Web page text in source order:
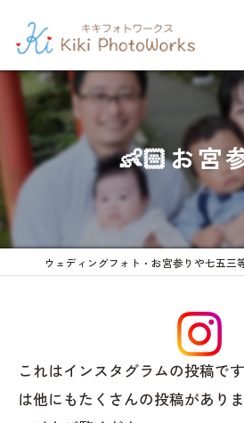
👶🏻お宮
これはインスタグラムの投稿で
は他にもたくさんの投稿があり